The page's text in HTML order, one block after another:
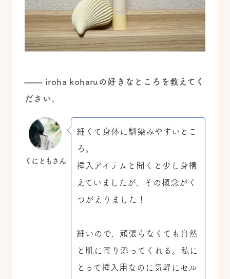
—— iroha koharuの好きなところを教えてく
ださい。
くにともさん
細くて身体に馴染みやすいとこ
ろ。
挿入アイテムと聞くと少し身構
えていましたが、その概念がく
つがえりました！
細いので、頑張らなくても自然
と肌に寄り添ってくれる。私に
とって挿入用なのに気軽にセル